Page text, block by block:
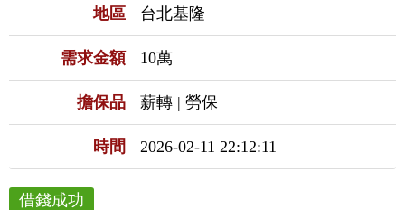
地區 台北基隆
需求金額 10萬
擔保品 薪轉 | 勞保
時間 2026-02-11 22:12:11
借錢成功